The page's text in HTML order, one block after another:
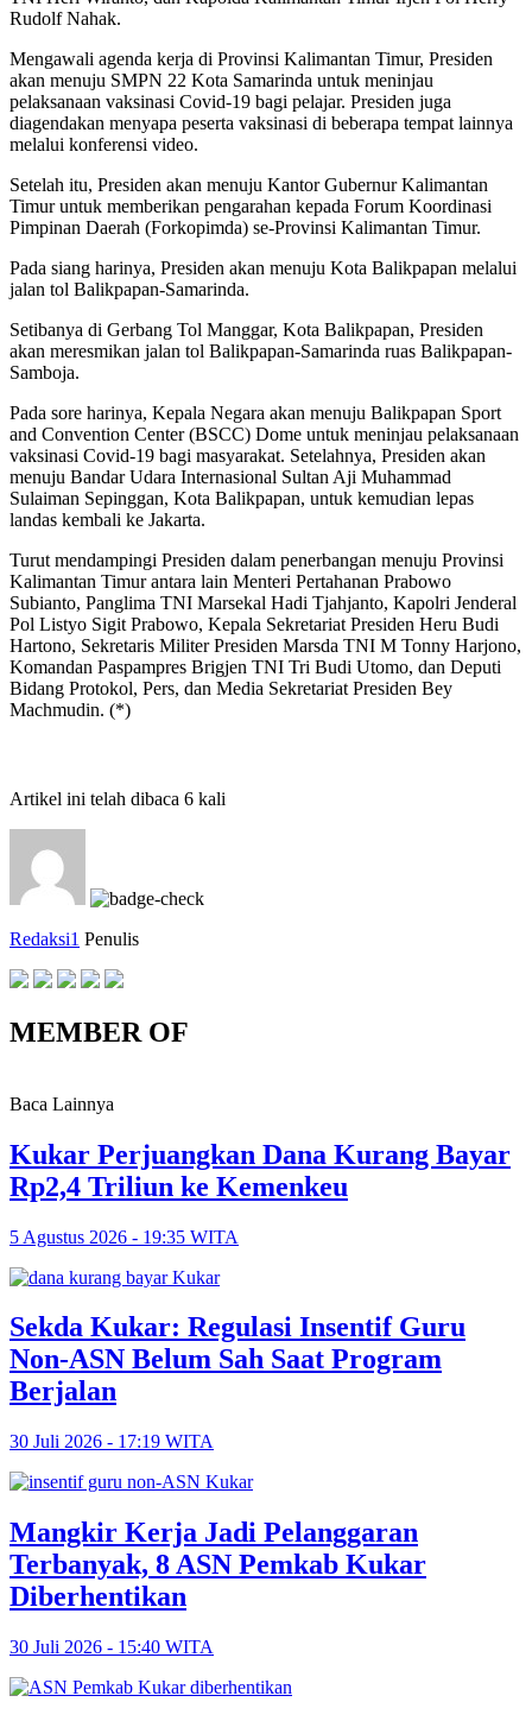
Rudolf Nahak.
Mengawali agenda kerja di Provinsi Kalimantan Timur, Presiden
akan menuju SMPN 22 Kota Samarinda untuk meninjau
pelaksanaan vaksinasi Covid-19 bagi pelajar. Presiden juga
diagendakan menyapa peserta vaksinasi di beberapa tempat lainnya
melalui konferensi video.
Setelah itu, Presiden akan menuju Kantor Gubernur Kalimantan
Timur untuk memberikan pengarahan kepada Forum Koordinasi
Pimpinan Daerah (Forkopimda) se-Provinsi Kalimantan Timur.
Pada siang harinya, Presiden akan menuju Kota Balikpapan melalui
jalan tol Balikpapan-Samarinda.
Setibanya di Gerbang Tol Manggar, Kota Balikpapan, Presiden
akan meresmikan jalan tol Balikpapan-Samarinda ruas Balikpapan-
Samboja.
Pada sore harinya, Kepala Negara akan menuju Balikpapan Sport
and Convention Center (BSCC) Dome untuk meninjau pelaksanaan
vaksinasi Covid-19 bagi masyarakat. Setelahnya, Presiden akan
menuju Bandar Udara Internasional Sultan Aji Muhammad
Sulaiman Sepinggan, Kota Balikpapan, untuk kemudian lepas
landas kembali ke Jakarta.
Turut mendampingi Presiden dalam penerbangan menuju Provinsi
Kalimantan Timur antara lain Menteri Pertahanan Prabowo
Subianto, Panglima TNI Marsekal Hadi Tjahjanto, Kapolri Jenderal
Pol Listyo Sigit Prabowo, Kepala Sekretariat Presiden Heru Budi
Hartono, Sekretaris Militer Presiden Marsda TNI M Tonny Harjono,
Komandan Paspampres Brigjen TNI Tri Budi Utomo, dan Deputi
Bidang Protokol, Pers, dan Media Sekretariat Presiden Bey
Machmudin. (*)
Artikel ini telah dibaca 6 kali
Redaksi1 Penulis
MEMBER OF
Baca Lainnya
Kukar Perjuangkan Dana Kurang Bayar
Rp2,4 Triliun ke Kemenkeu
5 Agustus 2026 - 19:35 WITA
Sekda Kukar: Regulasi Insentif Guru
Non-ASN Belum Sah Saat Program
Berjalan
30 Juli 2026 - 17:19 WITA
Mangkir Kerja Jadi Pelanggaran
Terbanyak, 8 ASN Pemkab Kukar
Diberhentikan
30 Juli 2026 - 15:40 WITA